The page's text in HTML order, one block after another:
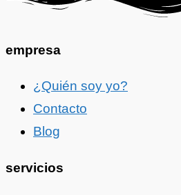
empresa
¿Quién soy yo?
Contacto
Blog
servicios